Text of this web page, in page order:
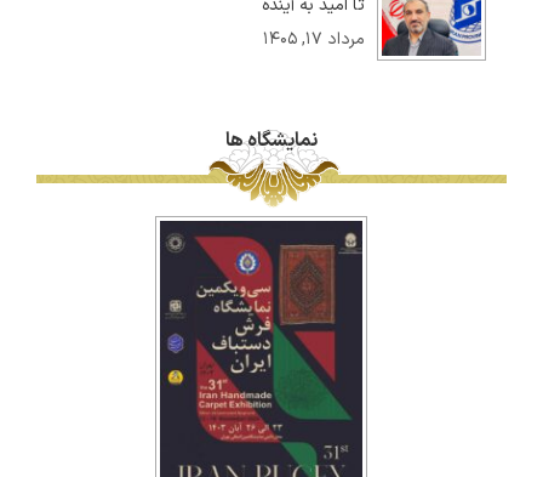
تا امید به آینده
مرداد ۱۷, ۱۴۰۵
نمایشگاه ها